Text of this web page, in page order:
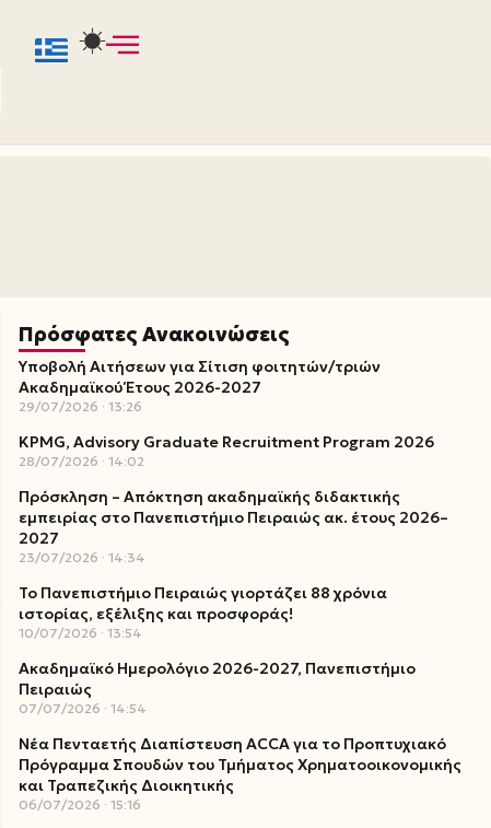
Πρόσφατες Ανακοινώσεις
Υποβολή Αιτήσεων για Σίτιση φοιτητών/τριών
Ακαδημαϊκού Έτους 2026-2027
29/07/2026 13:26
KPMG, Advisory Graduate Recruitment Program 2026
28/07/2026 14:02
Πρόσκληση – Απόκτηση ακαδημαϊκής διδακτικής
εμπειρίας στο Πανεπιστήμιο Πειραιώς ακ. έτους 2026–
2027
23/07/2026 14:34
Το Πανεπιστήμιο Πειραιώς γιορτάζει 88 χρόνια
ιστορίας, εξέλιξης και προσφοράς!
10/07/2026 13:54
Ακαδημαϊκό Ημερολόγιο 2026-2027, Πανεπιστήμιο
Πειραιώς
07/07/2026 14:54
Νέα Πενταετής Διαπίστευση ACCA για το Προπτυχιακό
Πρόγραμμα Σπουδών του Τμήματος Χρηματοοικονομικής
και Τραπεζικής Διοικητικής
06/07/2026 15:16